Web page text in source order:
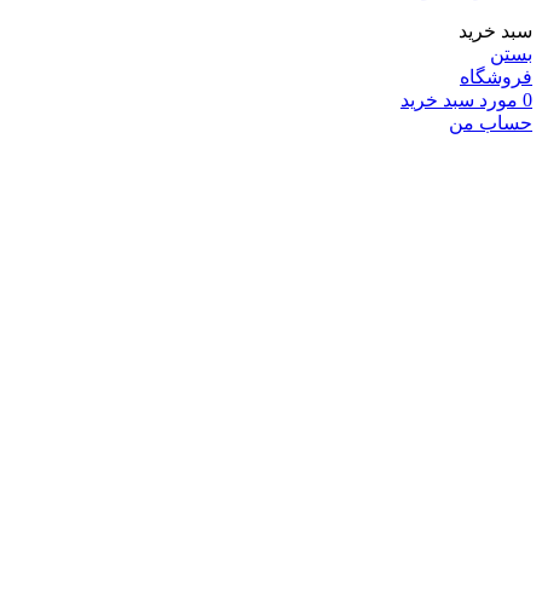
سبد خرید
بستن
فروشگاه
0 مورد سبد خرید
حساب من